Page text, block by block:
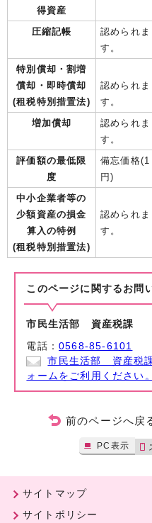
得資産
圧縮記帳
認められま
す。
特別償却・割増
償却・即時償却
(租税特別措置法)
認められま
す。
増加償却
認められま
す。
評価額の最低限
度
備忘価格(1
円)
中小企業者等の
少額資産の損金
算入の特例
(租税特別措置法)
認められま
す。
このページに関する お問
市民生活部 資産税課
電話：0568-85-6101
市民生活部 資産税
ォームをご利用ください。
前のページへ戻
PC表示
サイトマップ
サイトポリシー